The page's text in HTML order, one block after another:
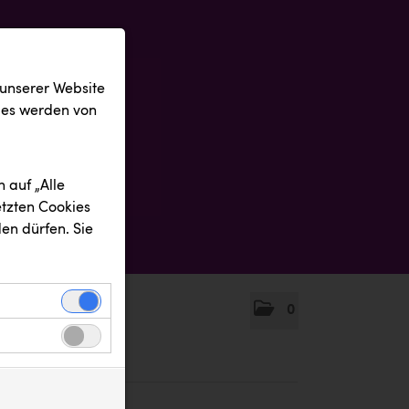
0
Website
werden von
auf „Alle
Cookies
dürfen. Sie